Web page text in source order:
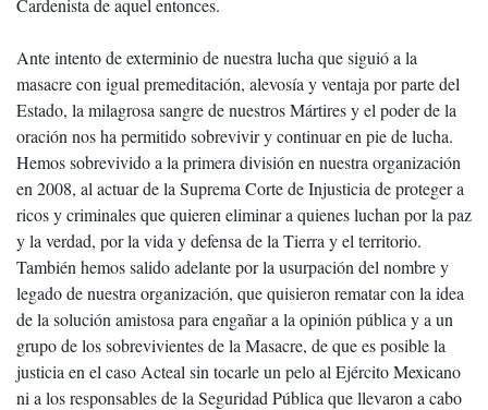
Cardenista de aquel entonces.
Ante intento de exterminio de nuestra lucha que siguió a la
masacre con igual premeditación, alevosía y ventaja por parte del
Estado, la milagrosa sangre de nuestros Mártires y el poder de la
oración nos ha permitido sobrevivir y continuar en pie de lucha.
Hemos sobrevivido a la primera división en nuestra organización
en 2008, al actuar de la Suprema Corte de Injusticia de proteger a
ricos y criminales que quieren eliminar a quienes luchan por la paz
y la verdad, por la vida y defensa de la Tierra y el territorio.
También hemos salido adelante por la usurpación del nombre y
legado de nuestra organización, que quisieron rematar con la idea
de la solución amistosa para engañar a la opinión pública y a un
grupo de los sobrevivientes de la Masacre, de que es posible la
justicia en el caso Acteal sin tocarle un pelo al Ejército Mexicano
ni a los responsables de la Seguridad Pública que llevaron a cabo